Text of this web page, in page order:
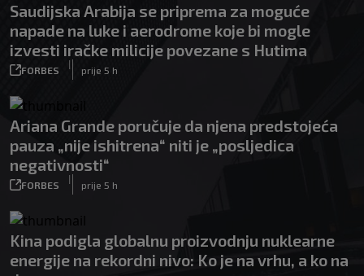
Saudijska Arabija se priprema za moguće
napade na luke i aerodrome koje bi mogle
izvesti iračke milicije povezane s Hutima
FORBES
|
prije 5 h
Ariana Grande poručuje da njena predstojeća
pauza „nije ishitrena“ niti je „posljedica
negativnosti“
FORBES
|
prije 5 h
Kina podigla globalnu proizvodnju nuklearne
energije na rekordni nivo: Ko je na vrhu, a ko na